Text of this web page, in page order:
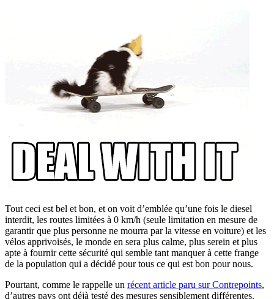
Tout ceci est bel et bon, et on voit d’emblée qu’une fois le diesel
interdit, les routes limitées à 0 km/h (seule limitation en mesure de
garantir que plus personne ne mourra par la vitesse en voiture) et les
vélos apprivoisés, le monde en sera plus calme, plus serein et plus
apte à fournir cette sécurité qui semble tant manquer à cette frange
de la population qui a décidé pour tous ce qui est bon pour nous.
Pourtant, comme le rappelle un récent article paru sur Contrepoints,
d’autres pays ont déjà testé des mesures sensiblement différentes.